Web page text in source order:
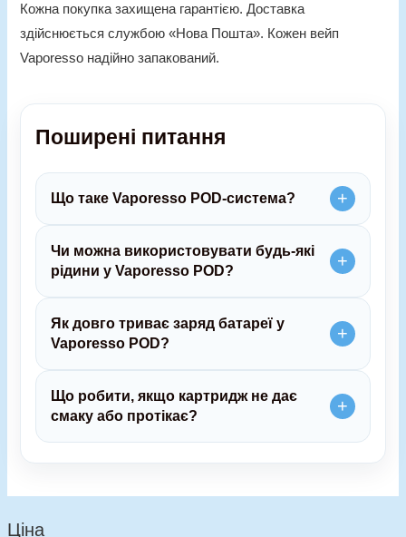
Ціна
М
Кожна покупка захищена гарантією. Доставка
здійснюється службою «Нова Пошта». Кожен вейп
Vaporesso надійно запакований.
Поширені питання
Що таке Vaporesso POD-система?
Чи можна використовувати будь-які
рідини у Vaporesso POD?
Як довго триває заряд батареї у
Vaporesso POD?
Що робити, якщо картридж не дає
смаку або протікає?